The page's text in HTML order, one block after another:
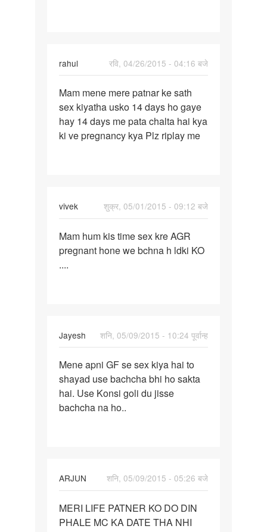
rahul
रवि, 04/26/2015 - 04:16 बजे
Mam
mene
mere
patnar
Mam mene mere patnar ke sath
sex kiyatha usko 14 days ho gaye
hay 14 days me pata chalta hai kya
ki ve pregnancy kya Plz riplay me
vivek
शुक्र, 05/01/2015 - 09:12 बजे
Mam
hum
Mam hum kis time sex kre AGR
pregnant hone we bchna h ldki KO
....
Jayesh
शनि, 05/09/2015 - 10:24 पूर्वान्ह
Mene
apni
GF
se
Mene apni GF se sex kiya hai to
shayad use bachcha bhi ho sakta
hai. Use Konsi goli du jisse
bachcha na ho..
ARJUN
शनि, 05/09/2015 - 05:26 बजे
MERI
LIFE
MERI LIFE PATNER KO DO DIN
PHALE MC KA DATE THA NHI